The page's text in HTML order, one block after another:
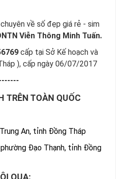
về số đẹp giá rẻ - sim
Viễn Thông Minh Tuấn.
cấp tại Sở Kế hoạch và
), cấp ngày 06/07/2017
TRÊN TOÀN QUỐC
An, tỉnh Đồng Tháp
Đạo Thạnh, tỉnh Đồng
QUA: